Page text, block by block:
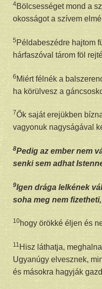
4Bölcsességet mond a
okosságot a szívem
5 Példabeszédre hajtom
hárfaszóval tárom föl
6 Miért félnék a
ha körülvesz a
7Ők saját erejükben
vagyonuk nagyságával
8Pedig az ember nem
senki sem adhat
9Igen drága lelkének
soha meg nem fizetheti,
10hogy örökké éljen és
11 Hisz láthatja,
Ugyanúgy elvesznek,
és másokra hagyják